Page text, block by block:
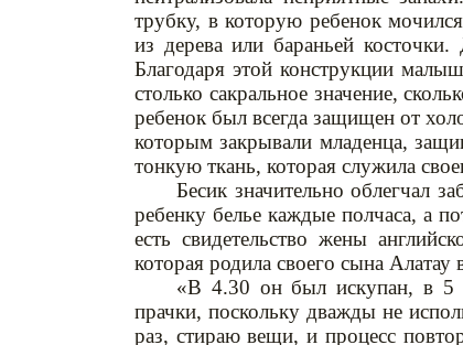
трубку, в которую ребенок
из дерева или бараньей
Благодаря этой конструкции
столько сакральное значение,
ребенок был всегда защищен от
которым закрывали младенца,
тонкую ткань, которая служила
Бесик значительно облегчал
ребенку белье каждые полчаса, а
есть свидетельство жены
которая родила своего сына Алатау
«В 4.30 он был искупан, в 5
прачки, поскольку дважды не
раз, стираю вещи, и процесс